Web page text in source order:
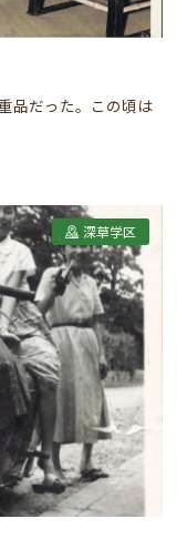
品だった。この頃は
深草学区